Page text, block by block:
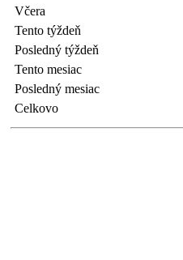
Včera
Tento týždeň
Posledný týždeň
Tento mesiac
Posledný mesiac
Celkovo